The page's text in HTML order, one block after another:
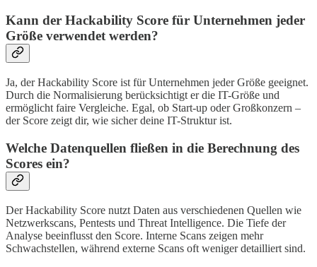
Kann der Hackability Score für Unternehmen jeder
Größe verwendet werden?
Ja, der Hackability Score ist für Unternehmen jeder Größe geeignet.
Durch die Normalisierung berücksichtigt er die IT-Größe und
ermöglicht faire Vergleiche. Egal, ob Start-up oder Großkonzern –
der Score zeigt dir, wie sicher deine IT-Struktur ist.
Welche Datenquellen fließen in die Berechnung des
Scores ein?
Der Hackability Score nutzt Daten aus verschiedenen Quellen wie
Netzwerkscans, Pentests und Threat Intelligence. Die Tiefe der
Analyse beeinflusst den Score. Interne Scans zeigen mehr
Schwachstellen, während externe Scans oft weniger detailliert sind.